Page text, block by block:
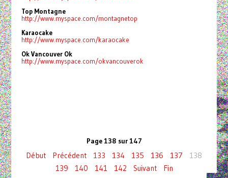
Top Montagne
http://www.myspace.com/montagnetop
Karaocake
http://www.myspace.com/karaocake
Ok Vancouver Ok
http://www.myspace.com/okvancouverok
Page 138 sur 147
Début Précédent 133 134 135 136 137
138
139
140 141 142 Suivant Fin